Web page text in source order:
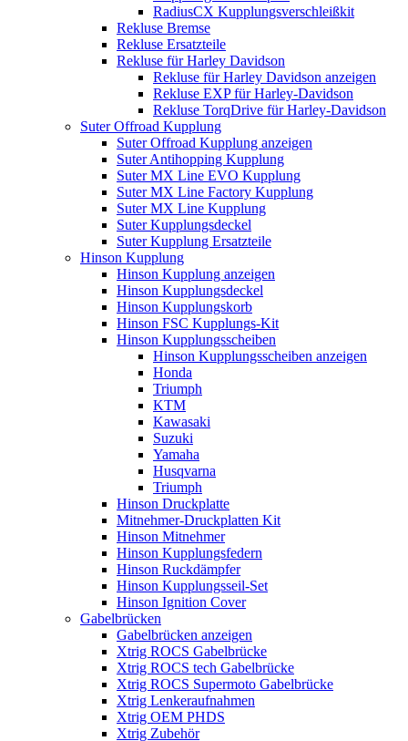
RadiusCX Kupplungsverschleißkit
Rekluse Bremse
Rekluse Ersatzteile
Rekluse für Harley Davidson
Rekluse für Harley Davidson anzeigen
Rekluse EXP für Harley-Davidson
Rekluse TorqDrive für Harley-Davidson
Suter Offroad Kupplung
Suter Offroad Kupplung anzeigen
Suter Antihopping Kupplung
Suter MX Line EVO Kupplung
Suter MX Line Factory Kupplung
Suter MX Line Kupplung
Suter Kupplungsdeckel
Suter Kupplung Ersatzteile
Hinson Kupplung
Hinson Kupplung anzeigen
Hinson Kupplungsdeckel
Hinson Kupplungskorb
Hinson FSC Kupplungs-Kit
Hinson Kupplungsscheiben
Hinson Kupplungsscheiben anzeigen
Honda
Triumph
KTM
Kawasaki
Suzuki
Yamaha
Husqvarna
Triumph
Hinson Druckplatte
Mitnehmer-Druckplatten Kit
Hinson Mitnehmer
Hinson Kupplungsfedern
Hinson Ruckdämpfer
Hinson Kupplungsseil-Set
Hinson Ignition Cover
Gabelbrücken
Gabelbrücken anzeigen
Xtrig ROCS Gabelbrücke
Xtrig ROCS tech Gabelbrücke
Xtrig ROCS Supermoto Gabelbrücke
Xtrig Lenkeraufnahmen
Xtrig OEM PHDS
Xtrig Zubehör